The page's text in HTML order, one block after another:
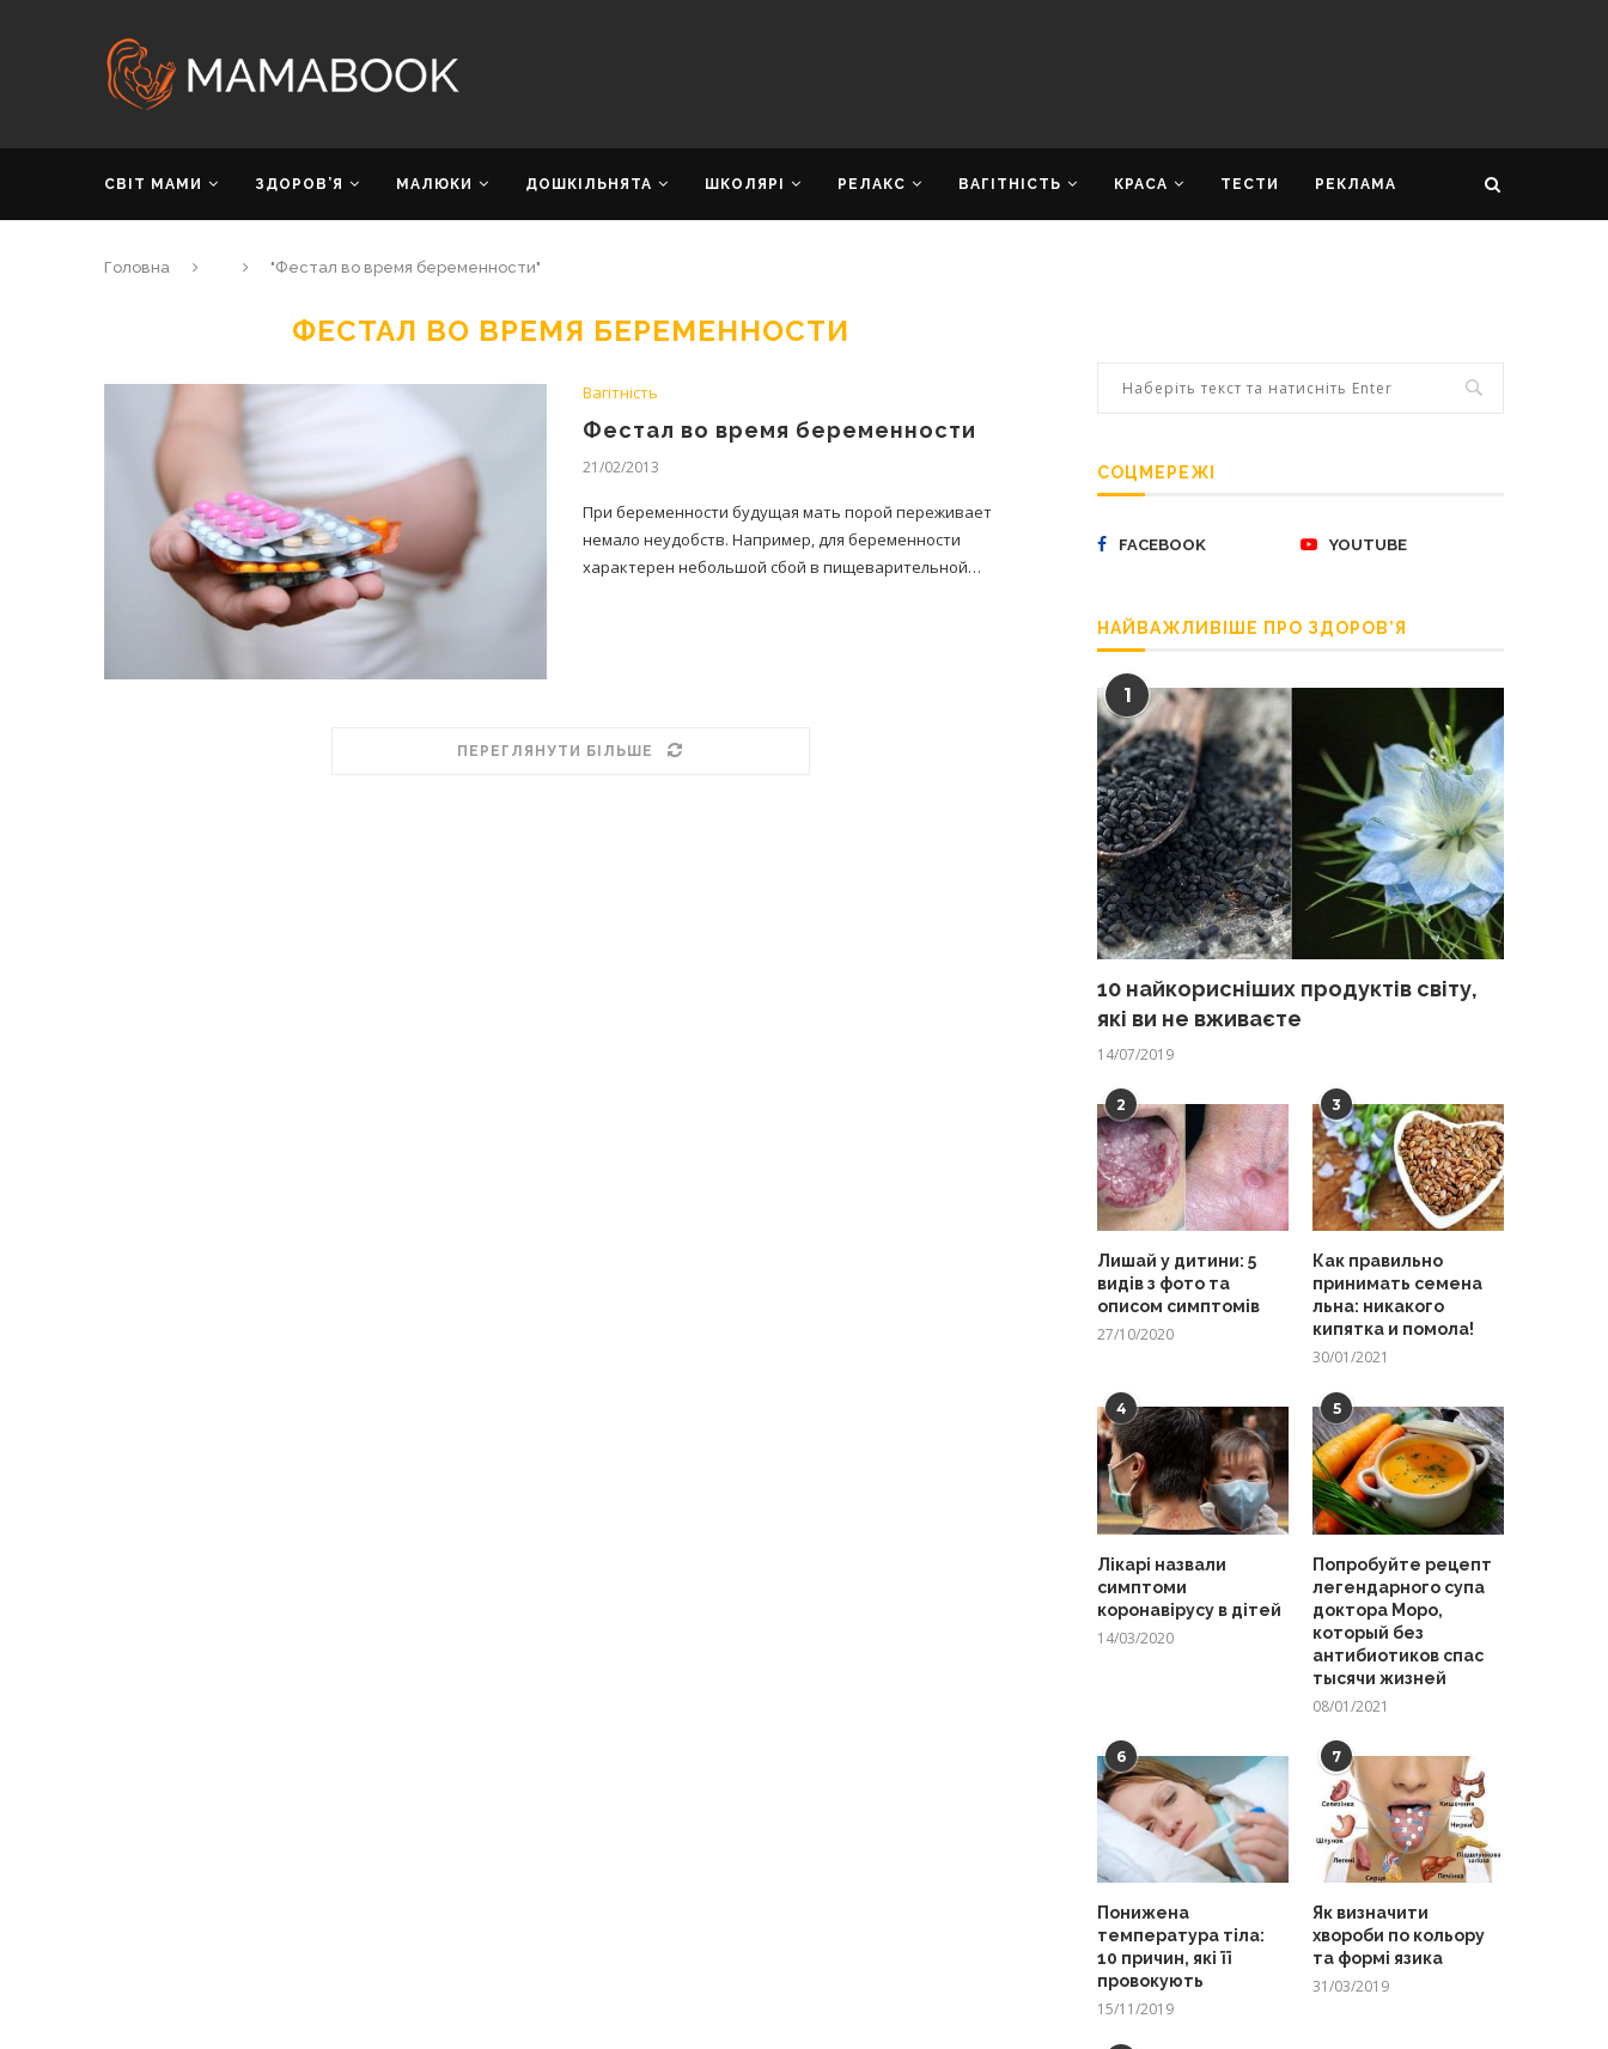
СВІТ МАМИ ЗДОРОВ’Я МАЛЮКИ ДОШКІЛЬНЯТА ШКОЛЯРІ РЕЛАКС ВАГІТНІСТЬ КРАСА ТЕСТИ РЕКЛАМА
Головна "Фестал во время беременности"
ФЕСТАЛ ВО ВРЕМЯ БЕРЕМЕННОСТИ
Вагітність
Фестал во время беременности
21/02/2013
При беременности будущая мать порой переживает
немало неудобств. Например, для беременности
характерен небольшой сбой в пищеварительной…
ПЕРЕГЛЯНУТИ БІЛЬШЕ
СОЦМЕРЕЖІ
FACEBOOK YOUTUBE
НАЙВАЖЛИВІШЕ ПРО ЗДОРОВ’Я
1
10 найкорисніших продуктів світу,
які ви не вживаєте
14/07/2019
2
Лишай у дитини: 5
видів з фото та
описом симптомів
27/10/2020
3
Как правильно
принимать семена
льна: никакого
кипятка и помола!
30/01/2021
4
Лікарі назвали
симптоми
коронавірусу в дітей
14/03/2020
5
Попробуйте рецепт
легендарного супа
доктора Моро,
который без
антибиотиков спас
тысячи жизней
08/01/2021
6
Понижена
температура тіла:
10 причин, які її
провокують
15/11/2019
7
Як визначити
хвороби по кольору
та формі язика
31/03/2019